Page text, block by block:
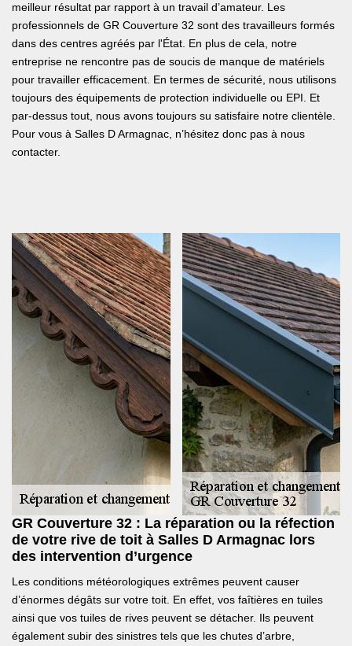
meilleur résultat par rapport à un travail d’amateur. Les
professionnels de GR Couverture 32 sont des travailleurs formés
dans des centres agréés par l'État. En plus de cela, notre
entreprise ne rencontre pas de soucis de manque de matériels
pour travailler efficacement. En termes de sécurité, nous utilisons
toujours des équipements de protection individuelle ou EPI. Et
par-dessus tout, nous avons toujours su satisfaire notre clientèle.
Pour vous à Salles D Armagnac, n’hésitez donc pas à nous
contacter.
GR Couverture 32 : La réparation ou la réfection
de votre rive de toit à Salles D Armagnac lors
des intervention d’urgence
Les conditions météorologiques extrêmes peuvent causer
d’énormes dégâts sur votre toit. En effet, vos faîtières en tuiles
ainsi que vos tuiles de rives peuvent se détacher. Ils peuvent
également subir des sinistres tels que les chutes d’arbre,